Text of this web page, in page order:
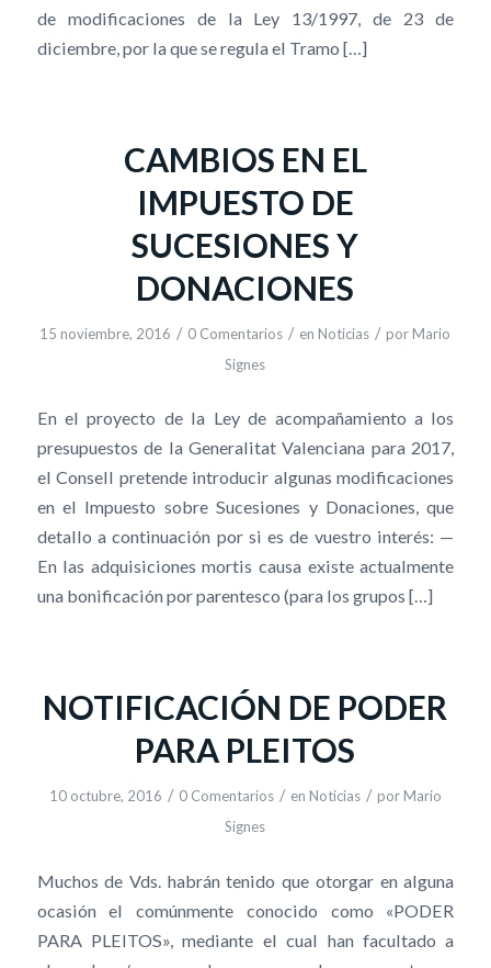
de modificaciones de la Ley 13/1997, de 23 de
diciembre, por la que se regula el Tramo […]
CAMBIOS EN EL
IMPUESTO DE
SUCESIONES Y
DONACIONES
15 noviembre, 2016 / 0 Comentarios / en Noticias / por Mario
Signes
En el proyecto de la Ley de acompañamiento a los
presupuestos de la Generalitat Valenciana para 2017,
el Consell pretende introducir algunas modificaciones
en el Impuesto sobre Sucesiones y Donaciones, que
detallo a continuación por si es de vuestro interés: —
En las adquisiciones mortis causa existe actualmente
una bonificación por parentesco (para los grupos […]
NOTIFICACIÓN DE PODER
PARA PLEITOS
10 octubre, 2016 / 0 Comentarios / en Noticias / por Mario
Signes
Muchos de Vds. habrán tenido que otorgar en alguna
ocasión el comúnmente conocido como «PODER
PARA PLEITOS», mediante el cual han facultado a